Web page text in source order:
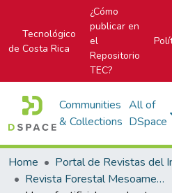
Tecnológico
de Costa Rica
¿Cómo
publicar en
el
Repositorio
TEC?
Communities
& Collections
All of
DSpace
Home
Revista Forestal Mesoamericana Kurú